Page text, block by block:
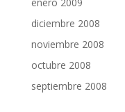
diciembre 2008
noviembre 2008
octubre 2008
septiembre 2008